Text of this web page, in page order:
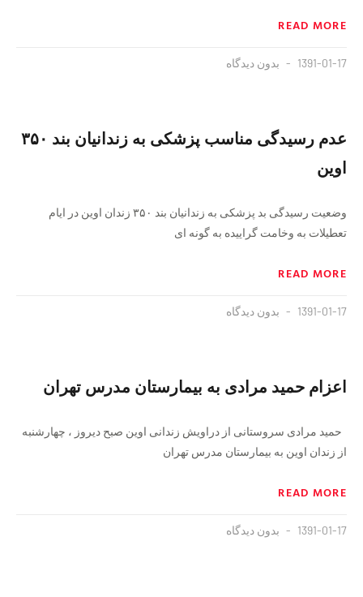
READ MORE
1391-01-17 بدون دیدگاه
عدم رسیدگی مناسب پزشکی به زندانیان بند ۳۵۰
اوین
وضعیت رسیدگی بد پزشکی به زندانیان بند ۳۵۰ زندان اوین در ایام
تعطیلات به وخامت گراییده به گونه ای
READ MORE
1391-01-17 بدون دیدگاه
اعزام حمید مرادی به بیمارستان مدرس تهران
حمید مرادی سروستانی از دراویش زندانی اوین صبح دیروز ، چهارشنبه
از زندان اوین به بیمارستان مدرس تهران
READ MORE
1391-01-17 بدون دیدگاه